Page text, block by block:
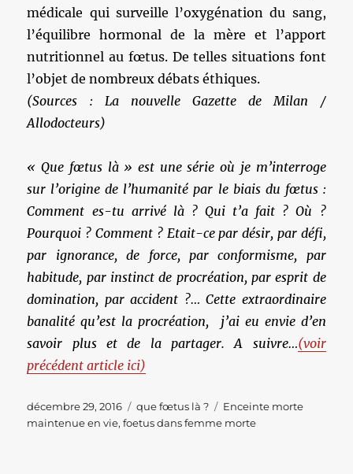
médicale qui surveille l’oxygénation du sang,
l’équilibre hormonal de la mère et l’apport
nutritionnel au fœtus. De telles situations font
l’objet de nombreux débats éthiques.
(Sources : La nouvelle Gazette de Milan /
Allodocteurs)
« Que fœtus là » est une série où je m’interroge
sur l’origine de l’humanité par le biais du fœtus :
Comment es-tu arrivé là ? Qui t’a fait ? Où ?
Pourquoi ? Comment ? Etait-ce par désir, par défi,
par ignorance, de force, par conformisme, par
habitude, par instinct de procréation, par esprit de
domination, par accident ?… Cette extraordinaire
banalité qu’est la procréation, j’ai eu envie d’en
savoir plus et de la partager. A suivre…(voir
précédent article ici)
Publié
le
décembre 29, 2016 Catégories
que fœtus là ? Étiquettes
Enceinte morte
maintenue en vie,foetus dans femme morte